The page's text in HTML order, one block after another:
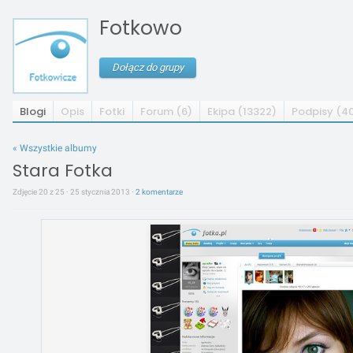
Fotkowo
Dołącz do grupy
Blogi Opis Fotki Forum (6) Ekipa (13322) Podpisy
« Wszystkie albumy
Stara Fotka
Zdjęcie 20 z 25 · 25 stycznia 2013 · 2 komentarze